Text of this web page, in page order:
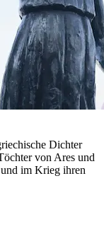
Dichter
von Ares und
im Krieg ihren